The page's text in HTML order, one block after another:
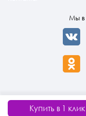
Купить в 1 клик
Мы в
VK
OK